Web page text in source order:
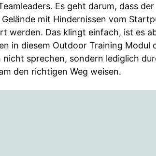
Es geht darum, dass der
mit Hindernissen vom
werden. Das klingt einfach, ist es
in diesem Outdoor Training Modul
sprechen, sondern lediglich
den richtigen Weg weisen.